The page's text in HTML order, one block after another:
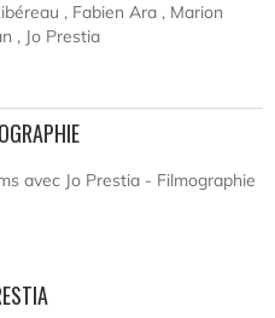
, Fabien Ara , Marion
, Jo Prestia
avec Jo Prestia - Filmographie